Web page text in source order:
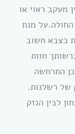
מעקב ראוי או
החולה.על מנת
בצבא חשוב
חוות
התרחשה
של רשלנות.
לבין הנזק